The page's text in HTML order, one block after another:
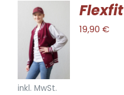
AUSFÜHRUNG
WÄHLEN
DIESES
PRODUKT
WEIST
MEHRERE
/
DETAILS
Flexfit
19,90 €
inkl. MwSt.